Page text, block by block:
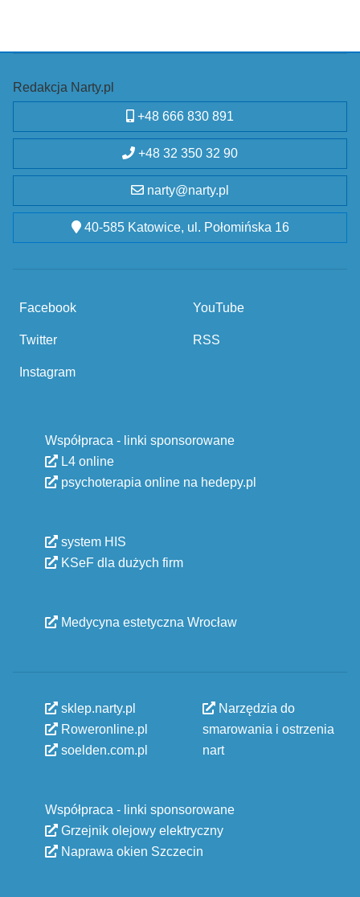
Redakcja Narty.pl
+48 666 830 891
+48 32 350 32 90
narty@narty.pl
40-585 Katowice, ul. Połomińska 16
Facebook
Twitter
Instagram
YouTube
RSS
Współpraca - linki sponsorowane
L4 online
psychoterapia online na hedepy.pl
system HIS
KSeF dla dużych firm
Medycyna estetyczna Wrocław
sklep.narty.pl
Roweronline.pl
soelden.com.pl
Narzędzia do
smarowania i ostrzenia
nart
Współpraca - linki sponsorowane
Grzejnik olejowy elektryczny
Naprawa okien Szczecin